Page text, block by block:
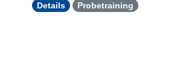
Details Probetraining